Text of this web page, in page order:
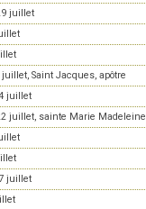
juillet
Saint Jacques, apôtre
juillet
juillet, sainte Marie Madeleine
juillet